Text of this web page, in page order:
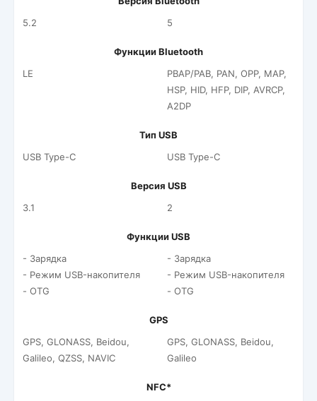
5.2
5
Функции Bluetooth
LE
PBAP/PAB, PAN, OPP, MAP,
HSP, HID, HFP, DIP, AVRCP,
A2DP
Тип USB
USB Type-C
USB Type-C
Версия USB
3.1
2
Функции USB
- Зарядка
- Режим USB-накопителя
- OTG
- Зарядка
- Режим USB-накопителя
- OTG
GPS
GPS, GLONASS, Beidou,
Galileo, QZSS, NAVIC
GPS, GLONASS, Beidou,
Galileo
NFC*